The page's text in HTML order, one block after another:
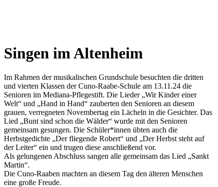
Singen im Altenheim
Im Rahmen der musikalischen Grundschule besuchten die dritten
und vierten Klassen der Cuno-Raabe-Schule am 13.11.24 die
Senioren im Mediana-Pflegestift. Die Lieder „Wir Kinder einer
Welt“ und „Hand in Hand“ zauberten den Senioren an diesem
grauen, verregneten Novembertag ein Lächeln in die Gesichter. Das
Lied „Bunt sind schon die Wälder“ wurde mit den Senioren
gemeinsam gesungen. Die Schüler*innen übten auch die
Herbstgedichte „Der fliegende Robert“ und „Der Herbst steht auf
der Leiter“ ein und trugen diese anschließend vor.
Als gelungenen Abschluss sangen alle gemeinsam das Lied „Sankt
Martin“.
Die Cuno-Raaben machten an diesem Tag den älteren Menschen
eine große Freude.